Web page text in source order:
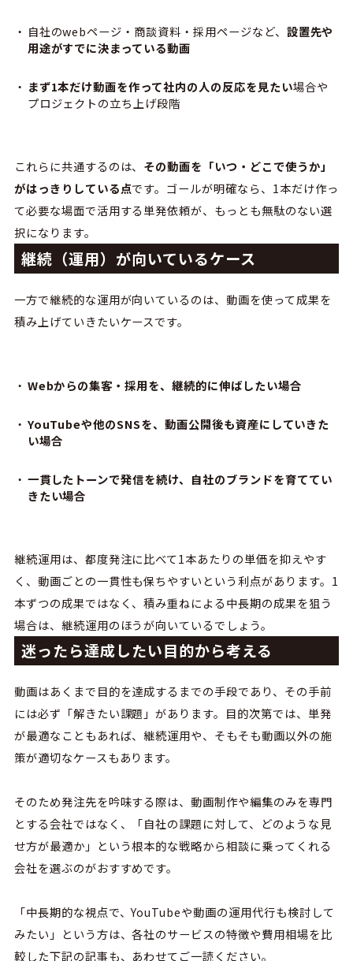
自社のwebページ・商談資料・採用ページなど、 設置先や
用途がすでに決まっている動画
まず1本だけ動画を作って社内の人の反応を見たい場合や
プロジェクトの立ち上げ段階
これらに共通するのは、 その動画を「いつ・どこで使うか」
がはっきりしている点です。ゴールが明確なら、1本だけ作っ
て必要な場面で活用する単発依頼が、もっとも無駄のない選
択になります。
継続（運用）が向いているケース
一方で継続的な運用が向いているのは、動画を使って成果を
積み上げていきたいケースです。
Webからの集客・採用を、継続的に伸ばしたい場合
YouTubeや他のSNSを、動画公開後も資産にしていきた
い場合
一貫したトーンで発信を続け、自社のブランドを育ててい
きたい場合
継続運用は、都度発注に比べて1本あたりの単価を抑えやす
く、動画ごとの一貫性も保ちやすいという利点があります。1
本ずつの成果ではなく、積み重ねによる中長期の成果を狙う
場合は、継続運用のほうが向いているでしょう。
迷ったら達成したい目的から考える
動画はあくまで目的を達成するまでの手段であり、その手前
には必ず「解きたい課題」があります。目的次第では、単発
が最適なこともあれば、継続運用や、そもそも動画以外の施
策が適切なケースもあります。
そのため発注先を吟味する際は、動画制作や編集のみを専門
とする会社ではなく、「自社の課題に対して、どのような見
せ方が最適か」という根本的な戦略から相談に乗ってくれる
会社を選ぶのがおすすめです。
「中長期的な視点で、YouTubeや動画の運用代行も検討して
みたい」という方は、各社のサービスの特徴や費用相場を比
較した下記の記事も、あわせてご一読ください。